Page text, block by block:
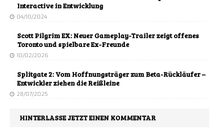
Interactive in Entwicklung
04/10/2024
Scott Pilgrim EX: Neuer Gameplay-Trailer zeigt offenes
Toronto und spielbare Ex-Freunde
10/02/2026
Splitgate 2: Vom Hoffnungsträger zum Beta-Rückläufer –
Entwickler ziehen die Reißleine
28/07/2025
HINTERLASSE JETZT EINEN KOMMENTAR